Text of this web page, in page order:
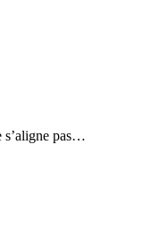
s’aligne pas…